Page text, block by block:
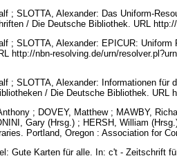
; SLOTTA, Alexander: Das Uniform-
/ Die Deutsche Bibliothek. URL
; SLOTTA, Alexander: EPICUR:
http://nbn-resolving.de/urn/
; SLOTTA, Alexander: Informationen für
/ Die Deutsche Bibliothek. URL
; DOVEY, Matthew ; MAWBY,
Gary (Hrsg.) ; HERSH, William
Portland, Oregon : Association for
Gute Karten für alle. In: c't - Zeitschrift